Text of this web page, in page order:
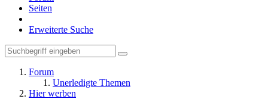
Seiten
Erweiterte Suche
Forum
Unerledigte Themen
Hier werben